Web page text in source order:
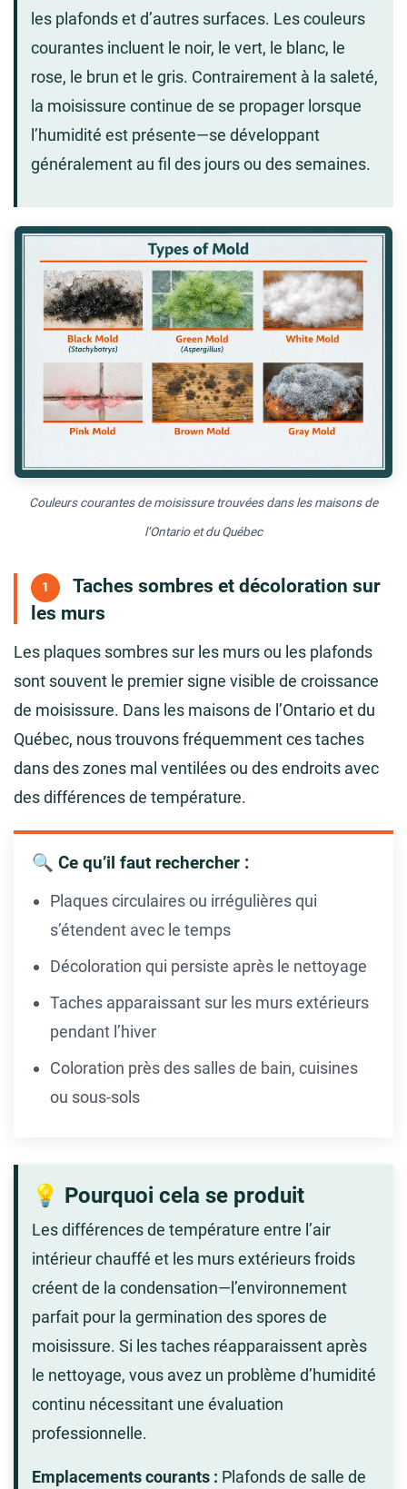
les plafonds et d’autres surfaces. Les couleurs
courantes incluent le noir, le vert, le blanc, le
rose, le brun et le gris. Contrairement à la saleté,
la moisissure continue de se propager lorsque
l’humidité est présente—se développant
généralement au fil des jours ou des semaines.
Couleurs courantes de moisissure trouvées dans les maisons de
l’Ontario et du Québec
1
Taches sombres et décoloration sur
les murs
Les plaques sombres sur les murs ou les plafonds
sont souvent le premier signe visible de croissance
de moisissure. Dans les maisons de l’Ontario et du
Québec, nous trouvons fréquemment ces taches
dans des zones mal ventilées ou des endroits avec
des différences de température.
🔍 Ce qu’il faut rechercher :
Plaques circulaires ou irrégulières qui
s’étendent avec le temps
Décoloration qui persiste après le nettoyage
Taches apparaissant sur les murs extérieurs
pendant l’hiver
Coloration près des salles de bain, cuisines
ou sous-sols
💡 Pourquoi cela se produit
Les différences de température entre l’air
intérieur chauffé et les murs extérieurs froids
créent de la condensation—l’environnement
parfait pour la germination des spores de
moisissure. Si les taches réapparaissent après
le nettoyage, vous avez un problème d’humidité
continu nécessitant une évaluation
professionnelle.
Emplacements courants : Plafonds de salle de